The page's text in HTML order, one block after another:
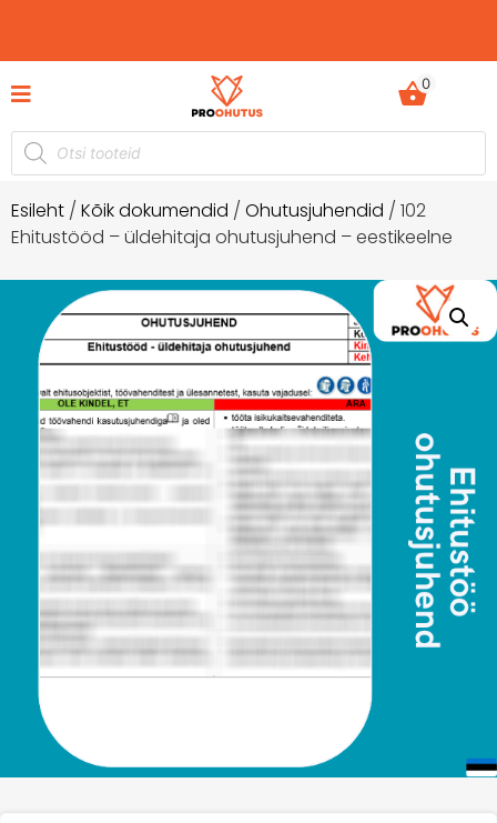
komplektid hetkel -60%
soodustusega!
Ohutusjuhendid
0
Esileht / Kõik dokumendid / Ohutusjuhendid / 102
Ehitustööd – üldehitaja ohutusjuhend – eestikeelne